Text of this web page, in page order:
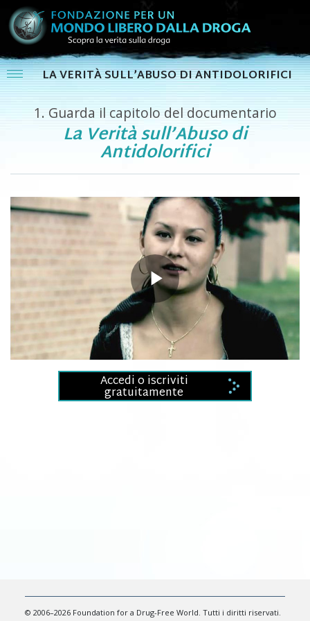
LA VERITÀ SULL’ABUSO DI ANTIDOLORIFICI
1. Guarda il capitolo del documentario
La Verità sull’Abuso di
Antidolorifici
Play
Video
Accedi o iscriviti
gratuitamente
© 2006–2026 Foundation for a Drug-Free World. Tutti i diritti riservati.